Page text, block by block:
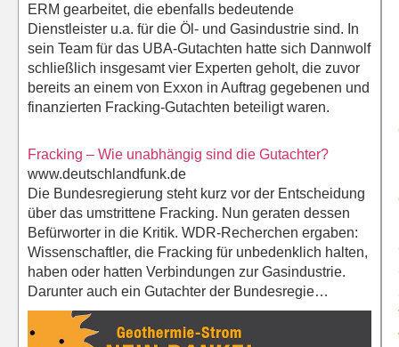
ERM gearbeitet, die ebenfalls bedeutende
Dienstleister u.a. für die Öl- und Gasindustrie sind. In
sein Team für das UBA-Gutachten hatte sich Dannwolf
schließlich insgesamt vier Experten geholt, die zuvor
bereits an einem von Exxon in Auftrag gegebenen und
finanzierten Fracking-Gutachten beteiligt waren.
Fracking – Wie unabhängig sind die Gutachter?
www.deutschlandfunk.de
Die Bundesregierung steht kurz vor der Entscheidung
über das umstrittene Fracking. Nun geraten dessen
Befürworter in die Kritik. WDR-Recherchen ergaben:
Wissenschaftler, die Fracking für unbedenklich halten,
haben oder hatten Verbindungen zur Gasindustrie.
Darunter auch ein Gutachter der Bundesregie…